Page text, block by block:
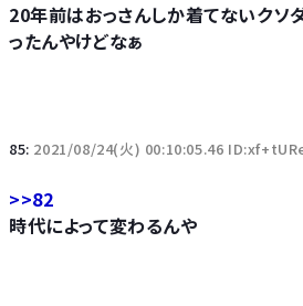
20年前はおっさんしか着てないクソ
ったんやけどなぁ
85: 2021/08/24(火) 00:10:05.46
>>82
時代によって変わるんや